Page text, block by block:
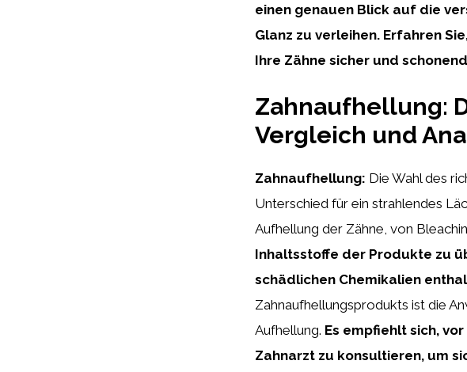
einen genauen Blick auf die
Glanz zu verleihen. Erfahren
Ihre Zähne sicher und
Zahnaufhellung:
Vergleich und
Zahnaufhellung: Die Wahl des
Unterschied für ein strahlendes
Aufhellung der Zähne, von
Inhaltsstoffe der Produkte zu
schädlichen Chemikalien
Zahnaufhellungsprodukts ist die
Aufhellung. Es empfiehlt sich,
Zahnarzt zu konsultieren, um